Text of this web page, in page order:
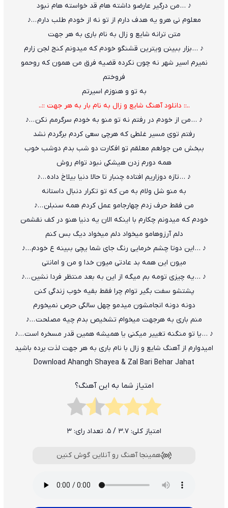
♪ … من درگیر عارضو داشته هام قد خواسته هام نبود
معلوم نی هرو یه هدف دارم از تو نه از خودم طلب دارم …♪
متن ترانه شایع و زال به نام باری به هر جهت
♪ … بزار ببینن ویترین قشنگو خودم که میدونم کنج لجن زارم
نمیرم اسیر شهر نه چون نکرده قضیه فرق من همون که روحمو
فروختم
به تو و هنوزم اسیرتم
..:: دانلود آهنگ شایع و زال به نام بار به هر جهت ::..
♪ … من از خودم در رفتم نه تو منو به خودم سرگرمم نکن …♪
رفتم توی مسیر غلطی که هرچی سعی کردم برگردم نشد
ببخش من جولغم معلقم تو افکارت دو شب بدم دوشب خوب
همه دورم زدن هیشکی نبود توام روش
♪ … تازه دوزاریم افتاده چنبار تا حالا دنیا بیلاخ داده …♪
به منو شل ولام به من که تو تکرار دنبال داستانه
من فقط حرف زدم چهارجامو عمل کردم همه سنبلن …♪
خودم که میدونم چکارم با اینکه الان یه دنیا هنو در کف نقشمن
دلم آرزوهامو میخواد دلم میخواد دیگ بس کنم
♪ … این دوتا چشم خرمایی رنگ جای شما یچی ببینه ع خودم …♪
میون این همه بد عادتی میون خدا و من و امانتی
♪ … یه چیزی تومه بم میگه از این به بعد منتظر فردا نشین …♪
پشتشو سفت بگیر توام چرا فقط بقیه خوب زندگی کنن
دونه دونه انجامشون میدمو چهل سالگی حرص نمیخورم
منم باری به هرجهت میخوام تشخیص بدم چیه مصلحت …♪
♪ … یا تو منگنه تغییر میکنی یا همیشه همین قدر مسخره است …♪
امیدوارم از آهنگ شایع و زال با نام باری به هر جهت لذت برده باشید
Download Ahangh Shayea & Zal Bari Behar Jahat
امتیاز شما به این آهنگ؟
امتیاز کلی: 3.7 / 5. تعداد رای: 3
همینجا آهنگ رو آنلاین گوش کنین